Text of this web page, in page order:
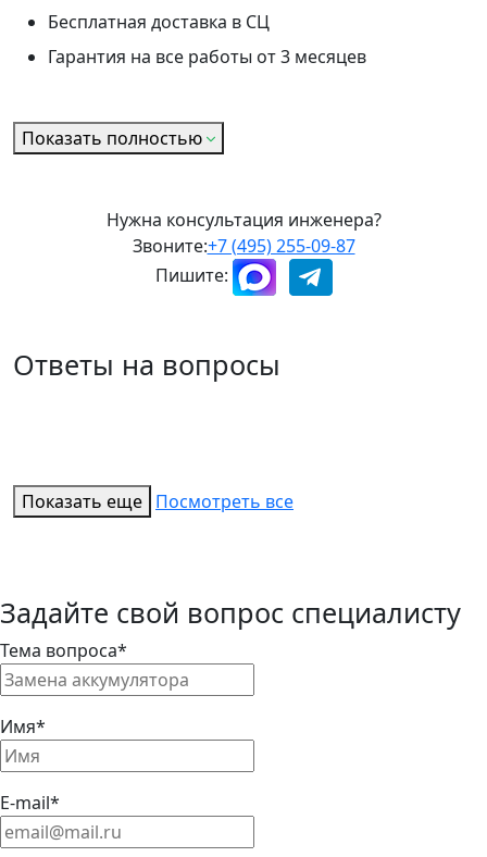
Бесплатная доставка в СЦ
Гарантия на все работы от 3 месяцев
Показать полностью
Нужна консультация инженера?
Звоните:+7 (495) 255-09-87
Пишите:
Ответы на вопросы
Показать еще Посмотреть все
Задайте свой вопрос специалисту
Тема вопроса*
Имя*
E-mail*